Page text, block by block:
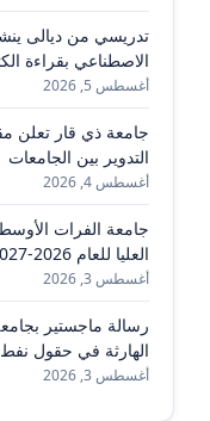
تدريسي من ديالى
الاصطناعي بقراءة
أغسطس 5, 2026
جامعة ذي قار تعلن
التدوير بين الجامعات
أغسطس 4, 2026
جامعة الفرات
العليا للعام 2026-2027
أغسطس 3, 2026
رسالة ماجستير
الهارثة في حقول
أغسطس 3, 2026